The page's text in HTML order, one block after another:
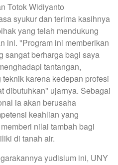
Totok Widiyanto
syukur dan terima kasihnya
yang telah mendukung
ini. "Program ini memberikan
sangat berharga bagi saya
tantangan,
karena kedepan profesi
dibutuhkan" ujarnya. Sebagai
ia akan berusaha
keahlian yang
nilai tambah bagi
di tanah air.
yudisium ini, UNY